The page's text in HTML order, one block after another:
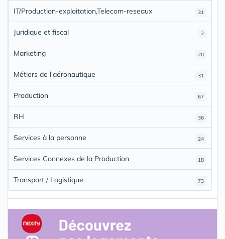
31
IT/Production-exploitation,Telecom-reseaux
2
Juridique et fiscal
20
Marketing
31
Métiers de l'aéronautique
67
Production
36
RH
24
Services à la personne
18
Services Connexes de la Production
73
Transport / Logistique